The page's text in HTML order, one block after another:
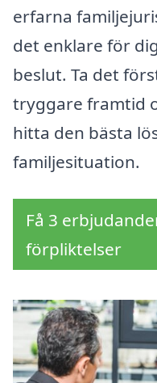
erfarna
det enklare för
beslut. Ta det
tryggare framtid
hitta den bästa
familjesituation.
Få 3
förpliktelser